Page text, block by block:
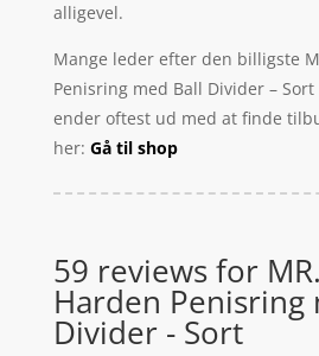
alligevel.
Mange leder efter den billigste
Penisring med Ball Divider –
ender oftest ud med at finde
her: Gå til shop
59 reviews for
Harden Penisring
Divider - Sort